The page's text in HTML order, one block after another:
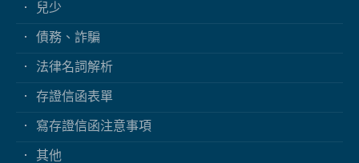
兒少
債務、詐騙
法律名詞解析
存證信函表單
寫存證信函注意事項
其他